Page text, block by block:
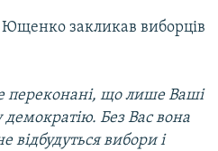
Ющенко закликав виборців
переконані, що лише Ваші
демократію. Без Вас вона
відбудуться вибори і